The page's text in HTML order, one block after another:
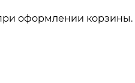
оформлении корзины.